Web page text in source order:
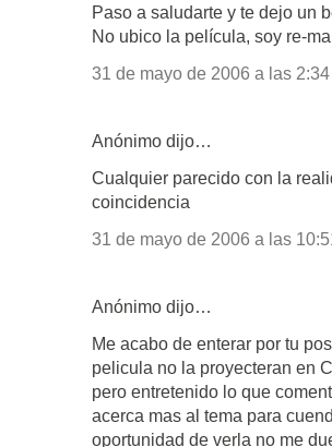
Paso a saludarte y te dejo un
No ubico la película, soy re-
31 de mayo de 2006 a las 2:34
Anónimo dijo…
Cualquier parecido con la
coincidencia
31 de mayo de 2006 a las
Anónimo dijo…
Me acabo de enterar por tu
pelicula no la proyecteran en
pero entretenido lo que
acerca mas al tema para
oportunidad de verla no me